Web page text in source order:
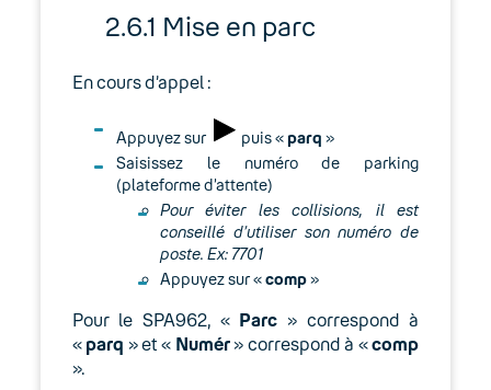
2.6.1 Mise en parc
En cours d’appel :
Appuyez sur puis « parq »
Saisissez le numéro de parking
(plateforme d’attente)
Pour éviter les collisions, il est
conseillé d’utiliser son numéro de
poste. Ex: 7701
Appuyez sur «comp»
Pour le SPA962, « Parc » correspond à
« parq » et « Numér» correspond à «comp
».